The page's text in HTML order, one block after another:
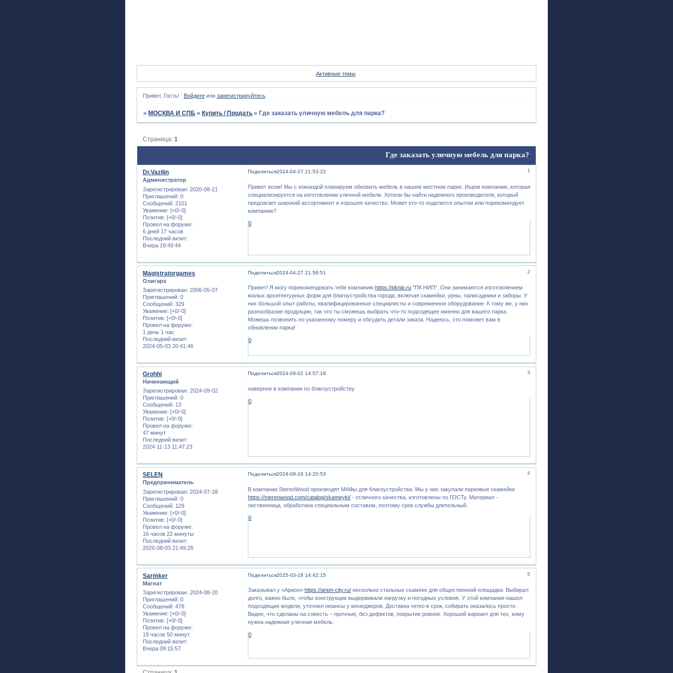
Активные темы
Привет, Гость! Войдитеили зарегистрируйтесь.
» МОСКВА И СПБ » Купить / Продать » Где заказать уличную мебель для парка?
Где заказать уличную мебель для парка?
Страница:1
Поделиться 1
2024-04-27 21:53:22
Dr.Vazilin
Администратор
Зарегистрирован: 2020-08-21
Приглашений: 0
Сообщений: 2101
Уважение: [+0/-0]
Позитив: [+0/-0]
Провел на форуме:
6 дней 17 часов
Последний визит:
Вчера 19:49:44
Привет всем! Мы с командой планируем обновить мебель в нашем местном парке. Ищем компанию, которая
специализируется на изготовлении уличной мебели. Хотели бы найти надежного производителя, который
предлагает широкий ассортимент и хорошее качество. Может кто-то поделится опытом или порекомендует
компанию?
0
Поделиться 2
2024-04-27 21:58:51
Magistratorgames
Олигарх
Зарегистрирован: 2006-05-07
Приглашений: 0
Сообщений: 329
Уважение: [+0/-0]
Позитив: [+0/-0]
Провел на форуме:
1 день 1 час
Последний визит:
2024-05-03 20:41:46
Привет! Я могу порекомендовать тебе компанию https://pknip.ru "ПК НИП". Они занимаются изготовлением
малых архитектурных форм для благоустройства города, включая скамейки, урны, палисадники и заборы. У
них большой опыт работы, квалифицированные специалисты и современное оборудование. К тому же, у них
разнообразие продукции, так что ты сможешь выбрать что-то подходящее именно для вашего парка.
Можешь позвонить по указанному номеру и обсудить детали заказа. Надеюсь, это поможет вам в
обновлении парка!
0
Поделиться 3
2024-09-02 14:57:18
Grohhi
Начинающий
Зарегистрирован: 2024-09-02
Приглашений: 0
Сообщений: 13
Уважение: [+0/-0]
Позитив: [+0/-0]
Провел на форуме:
47 минут
Последний визит:
2024-11-13 11:47:23
наверное в компании по благоустройству
0
Поделиться 4
2024-09-18 14:20:53
SELEN
Предприниматель
Зарегистрирован: 2024-07-28
Приглашений: 0
Сообщений: 129
Уважение: [+0/-0]
Позитив: [+0/-0]
Провел на форуме:
16 часов 22 минуты
Последний визит:
2026-08-03 21:49:28
В компании StereoWood производят МАФы для благоустройства. Мы у них закупали парковые скамейки
https://stereowood.com/catalog/skameyki/ - отличного качества, изготовлены по ГОСТу. Материал -
лиственница, обработана специальным составом, поэтому срок службы длительный.
0
Поделиться 5
2025-03-18 14:42:15
Sarmker
Магнат
Зарегистрирован: 2024-08-20
Приглашений: 0
Сообщений: 478
Уважение: [+0/-0]
Позитив: [+0/-0]
Провел на форуме:
19 часов 50 минут
Последний визит:
Вчера 09:15:57
Заказывал у «Арион»https://arion-city.ru/ несколько стальных скамеек для общественной площадки. Выбирал
долго, важно было, чтобы конструкции выдерживали нагрузку и погодные условия. У этой компании нашел
подходящие модели, уточнил нюансы у менеджеров. Доставка четко в срок, собирать оказалось просто.
Видно, что сделаны на совесть – прочные, без дефектов, покрытие ровное. Хороший вариант для тех, кому
нужна надежная уличная мебель.
0